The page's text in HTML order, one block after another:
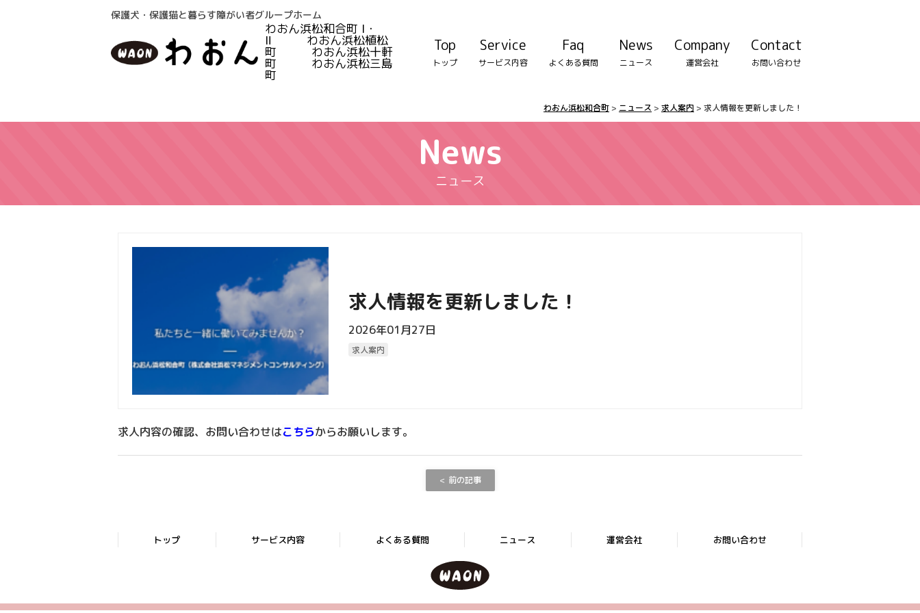
保護犬・保護猫と暮らす障がい者グループホーム
わおん浜松和合町 Ⅰ・
Ⅱ わおん浜松植松
町 わおん浜松十軒
町 わおん浜松三島
町
Top
トップ
Service
サービス内容
Faq
よくある質問
News
ニュース
Company
運営会社
Contact
お問い合わせ
わおん浜松和合町 > ニュース > 求人案内 > 求人情報を更新しました！
News
ニュース
求人情報を更新しました！
2026年01月27日
求人案内
求人内容の確認、お問い合わせはこちらからお願いします。
前の記事
トップ サービス内容 よくある質問 ニュース 運営会社 お問い合わせ